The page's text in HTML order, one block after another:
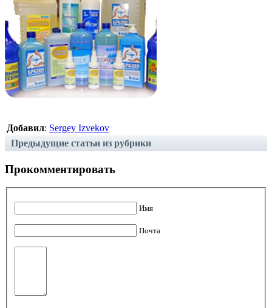
Добавил: Sergey Izvekov
Предыдущие статьи из рубрики
Прокомментировать
Имя
Почта